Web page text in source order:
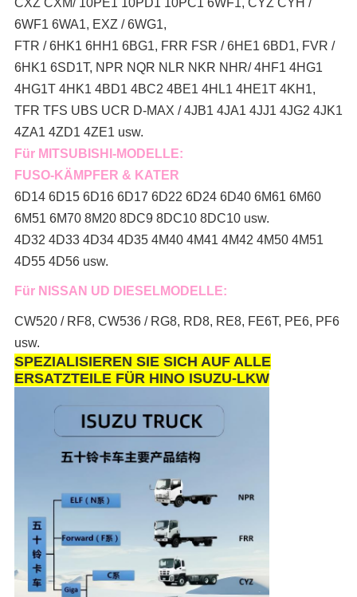
CXZ CXM/ 10PE1 10PD1 10PC1 6WF1, CYZ CYH /
6WF1 6WA1, EXZ / 6WG1,
FTR / 6HK1 6HH1 6BG1, FRR FSR / 6HE1 6BD1, FVR /
6HK1 6SD1T, NPR NQR NLR NKR NHR/ 4HF1 4HG1
4HG1T 4HK1 4BD1 4BC2 4BE1 4HL1 4HE1T 4KH1,
TFR TFS UBS UCR D-MAX / 4JB1 4JA1 4JJ1 4JG2 4JK1
4ZA1 4ZD1 4ZE1 usw.
Für MITSUBISHI-MODELLE:
FUSO-KÄMPFER & KATER
6D14 6D15 6D16 6D17 6D22 6D24 6D40 6M61 6M60
6M51 6M70 8M20 8DC9 8DC10 8DC10 usw.
4D32 4D33 4D34 4D35 4M40 4M41 4M42 4M50 4M51
4D55 4D56 usw.
Für NISSAN UD DIESELMODELLE:
CW520 / RF8, CW536 / RG8, RD8, RE8, FE6T, PE6, PF6
usw.
SPEZIALISIEREN SIE SICH AUF ALLE
ERSATZTEILE FÜR HINO ISUZU-LKW